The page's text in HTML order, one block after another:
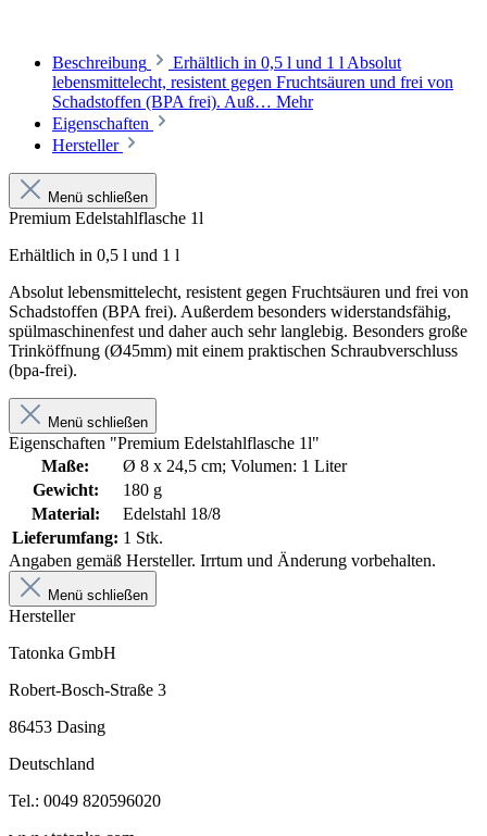
Beschreibung
Erhältlich in 0,5 l und 1 l Absolut
lebensmittelecht, resistent gegen Fruchtsäuren und frei von
Schadstoffen (BPA frei). Auß… Mehr
Eigenschaften
Hersteller
Menü schließen
Premium Edelstahlflasche 1l
Erhältlich in 0,5 l und 1 l
Absolut lebensmittelecht, resistent gegen Fruchtsäuren und frei von
Schadstoffen (BPA frei). Außerdem besonders widerstandsfähig,
spülmaschinenfest und daher auch sehr langlebig. Besonders große
Trinköffnung (Ø45mm) mit einem praktischen Schraubverschluss
(bpa-frei).
Menü schließen
Eigenschaften "Premium Edelstahlflasche 1l"
Maße:
Ø 8 x 24,5 cm; Volumen: 1 Liter
Gewicht:
180 g
Material:
Edelstahl 18/8
Lieferumfang: 1 Stk.
Angaben gemäß Hersteller. Irrtum und Änderung vorbehalten.
Menü schließen
Hersteller
Tatonka GmbH
Robert-Bosch-Straße 3
86453 Dasing
Deutschland
Tel.: 0049 820596020